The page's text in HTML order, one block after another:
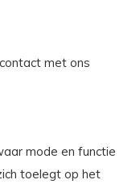
met ons
mode en functie
toelegt op het